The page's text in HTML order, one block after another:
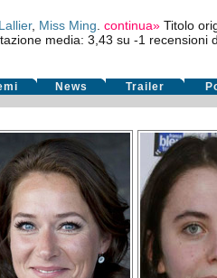
, Miss Ming continua» Titolo
media: 3,43 su -1 recensioni
News Trailer